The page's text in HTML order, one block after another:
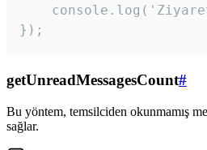
});
getUnreadMessagesCount#
Bu yöntem, temsilciden okunmamış
sağlar.